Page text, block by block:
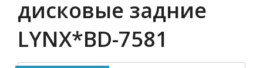
дисковые задние
LYNX*BD-7581